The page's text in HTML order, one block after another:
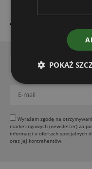
rozszerzenie oferty o
Michałem Sieńko,
rozmawia Grzegorz
Wyrażam zgodę na
marketingowych (newsletter) za pośrednictwem poczty elektronicznej w tym
informacji o ofertach specjalnych
oraz jej kontrahentów.
POKAŻ